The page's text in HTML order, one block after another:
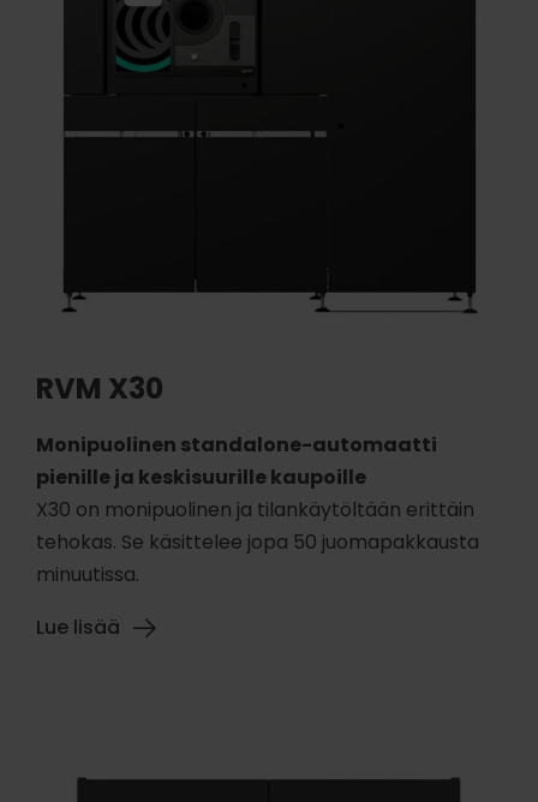
RVM X30
Monipuolinen standalone-automaatti
pienille ja keskisuurille kaupoille
X30 on monipuolinen ja tilankäytöltään erittäin
tehokas. Se käsittelee jopa 50 juomapakkausta
minuutissa.
Lue lisää